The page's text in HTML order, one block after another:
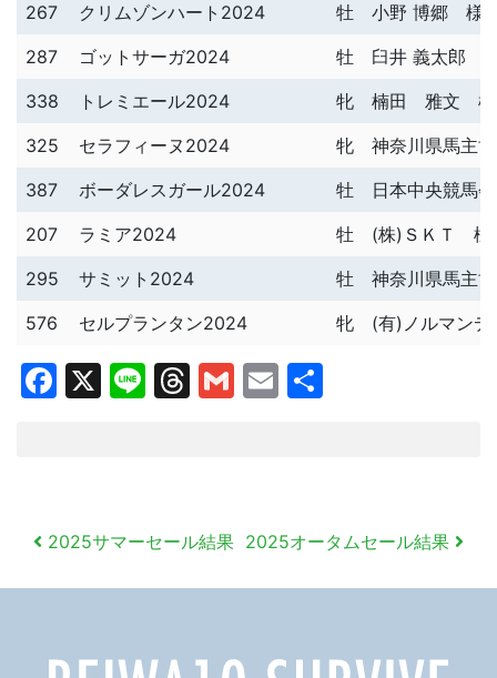
267
クリムゾンハート2024 牡
小野 博郷 様
287
ゴットサーガ2024 牡
臼井 義太郎
338
トレミエール2024 牝
楠田 雅文 様
325
セラフィーヌ2024 牝
神奈川県馬主
387
ボーダレスガール2024 牡
日本中央競馬
207
ラミア2024 牡
(株)ＳＫＴ 様
295
サミット2024 牡
神奈川県馬主
576
セルプランタン2024 牝 (有)ノルマン
Facebook
X LineThreads
Gmail
Email
投
シ
2025サマーセール結果 2025オータムセール結果